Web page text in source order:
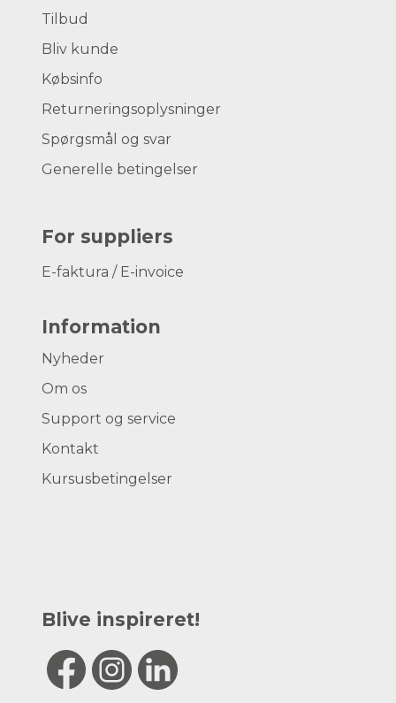
Tilbud
Bliv kunde
Købsinfo
Returneringsoplysninger
Spørgsmål og svar
Generelle betingelser
For suppliers
E-faktura / E-invoice
Information
Nyheder
Om os
Support og service
Kontakt
Kursusbetingelser
Blive inspireret!